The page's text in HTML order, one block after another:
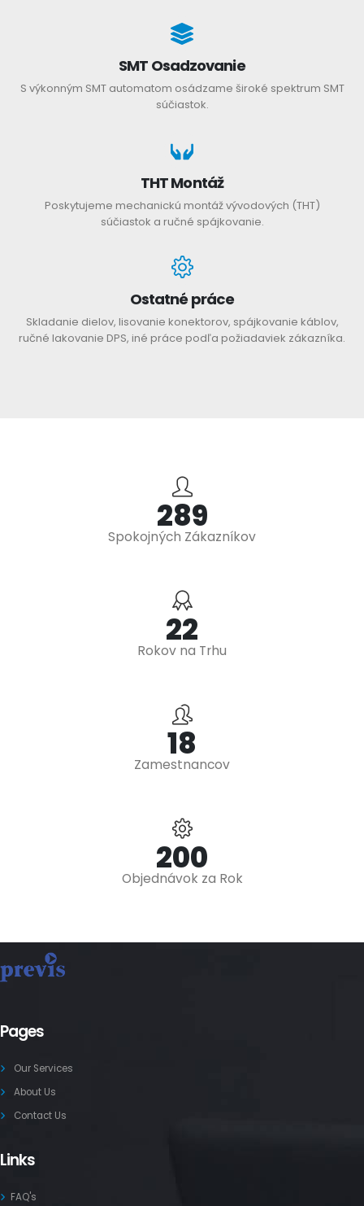
SMT Osadzovanie
S výkonným SMT automatom osádzame široké spektrum SMT
súčiastok.
THT Montáž
Poskytujeme mechanickú montáž vývodových (THT)
súčiastok a ručné spájkovanie.
Ostatné práce
Skladanie dielov, lisovanie konektorov, spájkovanie káblov,
ručné lakovanie DPS, iné práce podľa požiadaviek zákazníka.
344
Spokojných Zákazníkov
27
Rokov na Trhu
22
Zamestnancov
242
Objednávok za Rok
Pages
Our Services
About Us
Contact Us
Links
FAQ's